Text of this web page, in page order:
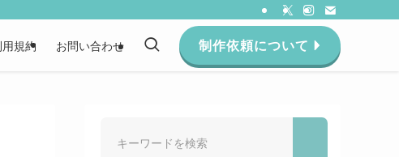
規約 お問い合わせ 制作依頼について